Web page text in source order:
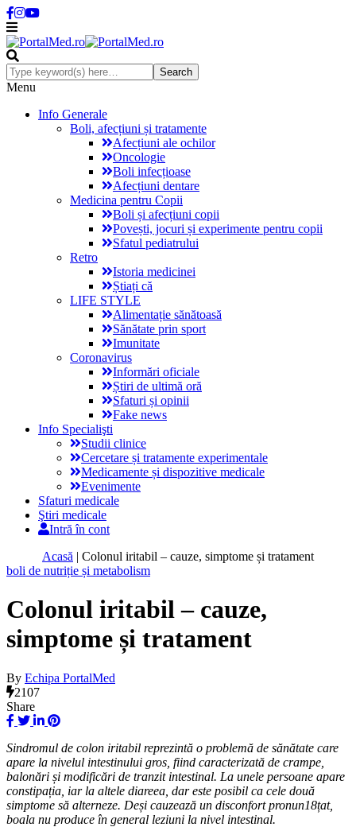
Menu
Info Generale
Boli, afecțiuni și tratamente
Afecțiuni ale ochilor
Oncologie
Boli infecțioase
Afecțiuni dentare
Medicina pentru Copii
Boli și afecțiuni copii
Povești, jocuri și experimente pentru copii
Sfatul pediatrului
Retro
Istoria medicinei
Știați că
LIFE STYLE
Alimentație sănătoasă
Sănătate prin sport
Imunitate
Coronavirus
Informări oficiale
Știri de ultimă oră
Sfaturi și opinii
Fake news
Info Specialişti
Studii clinice
Cercetare și tratamente experimentale
Medicamente și dispozitive medicale
Evenimente
Sfaturi medicale
Ştiri medicale
Intră în cont
Acasă | Colonul iritabil – cauze, simptome și tratament
boli de nutriție și metabolism
Colonul iritabil – cauze,
simptome și tratament
By Echipa PortalMed
2107
Share
Sindromul de colon iritabil reprezintă o problemă de sănătate care
apare la nivelul intestinului gros, fiind caracterizată de crampe,
balonări și modificări de tranzit intestinal. La unele persoane apare
constipația, iar la altele diareea, dar este posibil ca cele două
simptome să alterneze. Deși cauzează un disconfort pronun18țat,
boala nu produce în general leziuni la nivel intestinal.